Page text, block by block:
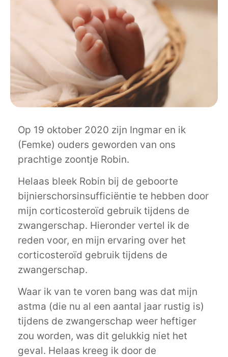
Op 19 oktober 2020 zijn Ingmar en ik
(Femke) ouders geworden van ons
prachtige zoontje Robin.
Helaas bleek Robin bij de geboorte
bijnierschorsinsufficiëntie te hebben door
mijn corticosteroïd gebruik tijdens de
zwangerschap. Hieronder vertel ik de
reden voor, en mijn ervaring over het
corticosteroïd gebruik tijdens de
zwangerschap.
Waar ik van te voren bang was dat mijn
astma (die nu al een aantal jaar rustig is)
tijdens de zwangerschap weer heftiger
zou worden, was dit gelukkig niet het
geval. Helaas kreeg ik door de